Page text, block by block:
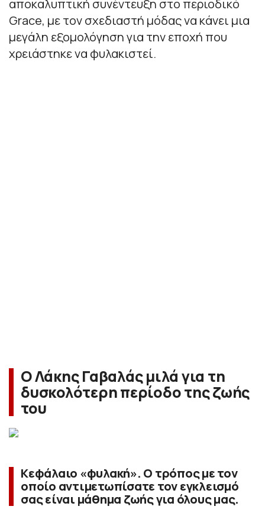
αποκαλυπτική συνέντευξη στο περιοδικό
Grace, με τον σχεδιαστή μόδας να κάνει μια
μεγάλη εξομολόγηση για την εποχή που
χρειάστηκε να φυλακιστεί.
Ο Λάκης Γαβαλάς μιλά για τη
δυσκολότερη περίοδο της ζωής
του
Κεφάλαιο «φυλακή». Ο τρόπος με τον
οποίο αντιμετωπίσατε τον εγκλεισμό
σας είναι μάθημα ζωής για όλους μας.